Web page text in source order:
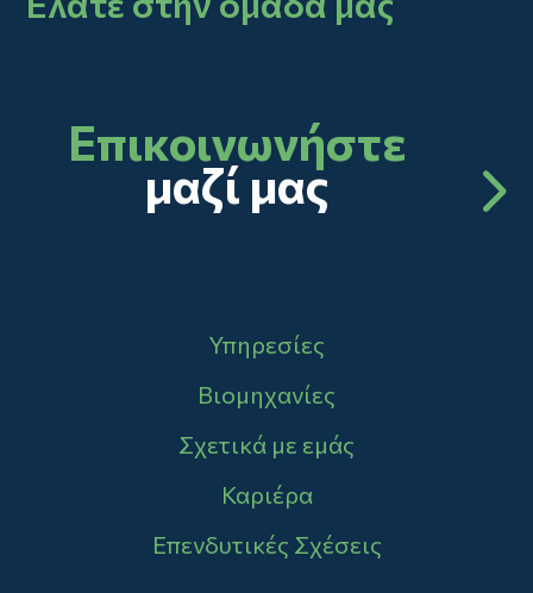
Επικοινωνήστε
μαζί μας
Υπηρεσίες
Βιομηχανίες
Σχετικά με εμάς
Καριέρα
Επενδυτικές Σχέσεις